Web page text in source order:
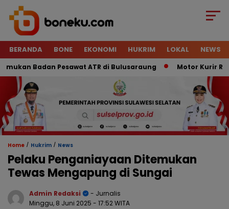
BERANDA BONE EKONOMI HUKRIM LOKAL NEWS
Badan Pesawat ATR di Bulusaraung Motor Kurir Raib
Home / Hukrim / News
Pelaku Penganiayaan Ditemukan
Tewas Mengapung di Sungai
Admin Redaksi
- Jurnalis
Minggu, 8 Juni 2025 - 17:52 WITA